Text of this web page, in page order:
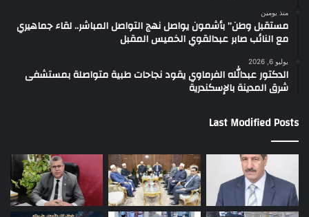
منذ يومين
مستقبل وطن” بأشمون يواصل نهج التواصل المباشر.. لقاء جماهيري
مع النائب صابر عبدالقوي الخميس المقبل
يوليو 6, 2026
الدكتور عبدالله الفرماوي يقود نجاحات طبية متواصلة بمستشفى
شرق المدينة بالإسكندرية
Last Modified Posts